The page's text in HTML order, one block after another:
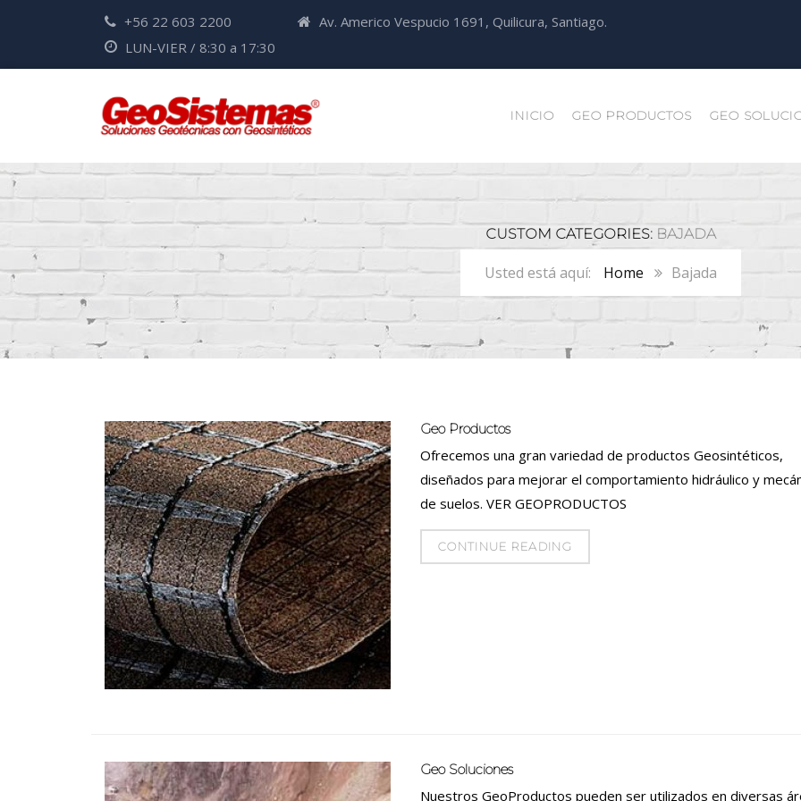
+56 22 603 2200
Av. Americo Vespucio 1691, Quilicura, Santiago.
LUN-VIER / 8:30 a 17:30
INICIO GEO PRODUCTOS GEO
CUSTOM CATEGORIES: BAJADA
Home Bajada
Geo Productos
Ofrecemos una gran variedad de productos Geosintéticos,
diseñados para mejorar el comportamiento hidráulico y
de suelos. VER GEOPRODUCTOS
CONTINUE READING
Geo Soluciones
Nuestros GeoProductos pueden ser utilizados en diversas